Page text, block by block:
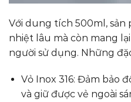
Với dung tích 500ml,
nhiệt lâu mà còn mang
người sử dụng. Những
Vỏ Inox 316: Đảm bảo
và giữ được vẻ ngoài